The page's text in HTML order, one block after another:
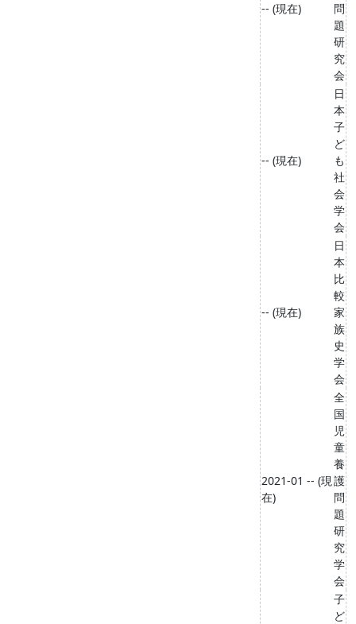
-- (現在)
問
題
研
究
会
-- (現在)
日
本
子
ど
も
社
会
学
会
-- (現在)
日
本
比
較
家
族
史
学
会
2021-01 -- (現
在)
全
国
児
童
養
護
問
題
研
究
学
会
子
ど